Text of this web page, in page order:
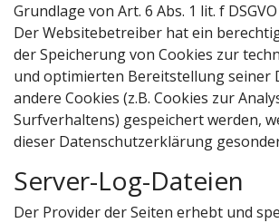
Grundlage von Art. 6 Abs. 1 lit. f
Der Websitebetreiber hat ein
der Speicherung von Cookies zur
und optimierten Bereitstellung seiner
andere Cookies (z.B. Cookies zur
Surfverhaltens) gespeichert werden,
dieser Datenschutzerklärung
Server-Log-Dateien
Der Provider der Seiten erhebt und